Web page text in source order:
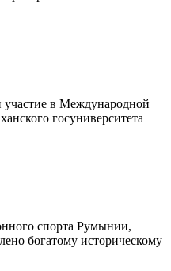
участие в Международной
госуниверситета
спорта Румынии,
богатому историческому